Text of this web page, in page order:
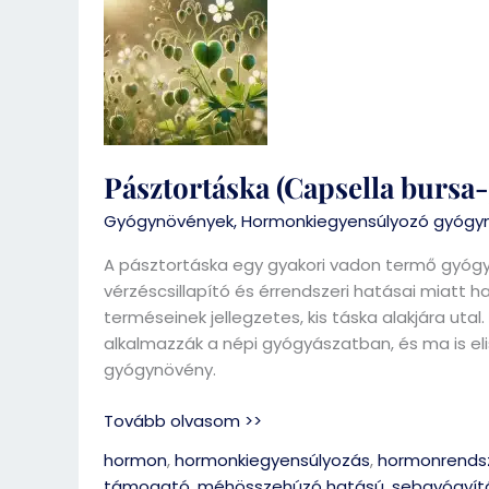
Pásztortáska (Capsella
Gyógynövények,Hormonkiegyensúlyozó
A pásztortáska egy gyakori vadon termő
vérzéscsillapító és érrendszeri hatásai miatt
terméseinek jellegzetes, kis táska alakjára
alkalmazzák a népi gyógyászatban, és ma is
gyógynövény.
(Capsella
bursa-
pastoris)
Tovább olvasom >>
hormon,hormonkiegyensúlyozás,